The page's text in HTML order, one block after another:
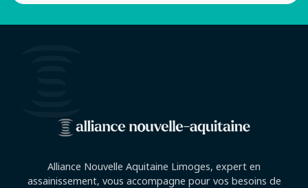
Alliance Nouvelle Aquitaine Limoges, expert en
assainissement, vous accompagne pour vos besoins de